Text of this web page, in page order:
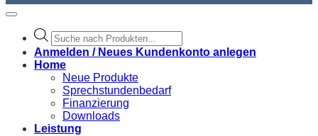
Products
search
Anmelden / Neues Kundenkonto anlegen
Home
Neue Produkte
Sprechstundenbedarf
Finanzierung
Downloads
Leistung